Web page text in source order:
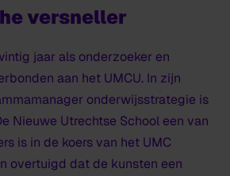
versneller
jaar als onderzoeker en
aan het UMCU. In zijn
onderwijsstrategie is
Nieuwe Utrechtse School een van
is in de koers van het UMC
overtuigd dat de kunsten een